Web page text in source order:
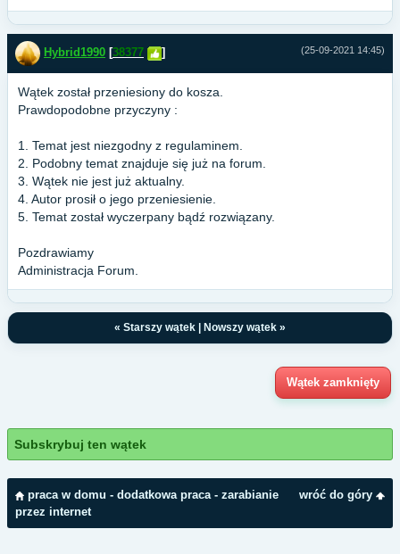
(25-09-2021 14:45)
Hybrid1990 [38377 ]
Wątek został przeniesiony do kosza.
Prawdopodobne przyczyny :
1. Temat jest niezgodny z regulaminem.
2. Podobny temat znajduje się już na forum.
3. Wątek nie jest już aktualny.
4. Autor prosił o jego przeniesienie.
5. Temat został wyczerpany bądź rozwiązany.
Pozdrawiamy
Administracja Forum.
« Starszy wątek Nowszy wątek »
Wątek zamknięty
Subskrybuj ten wątek
wróć do góry
praca w domu - dodatkowa praca - zarabianie
przez internet